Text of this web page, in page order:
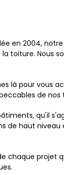
en 2004,
toiture. Nous
là pour vous
de nos
qu'il
de haut
chaque projet